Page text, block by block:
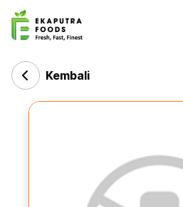
Kembali